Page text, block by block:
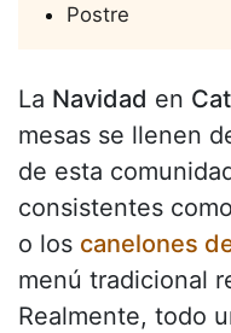
Postre
La Navidad en
mesas se llenen
de esta
consistentes
o los canelones
menú tradicional
Realmente, todo